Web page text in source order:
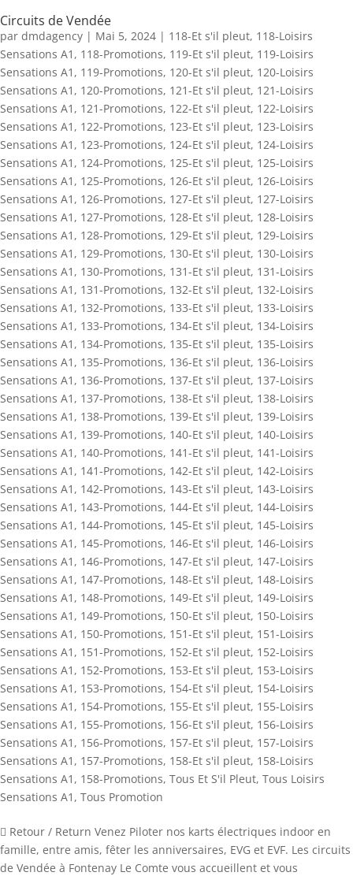
Circuits de Vendée
par dmdagency | Mai 5, 2024 | 118-Et s'il pleut, 118-Loisirs
Sensations A1 , 118-Promotions, 119-Et s'il pleut, 119-Loisirs
Sensations A1 , 119-Promotions, 120-Et s'il pleut, 120-Loisirs
Sensations A1 , 120-Promotions, 121-Et s'il pleut, 121-Loisirs
Sensations A1 , 121-Promotions, 122-Et s'il pleut, 122-Loisirs
Sensations A1 , 122-Promotions, 123-Et s'il pleut, 123-Loisirs
Sensations A1 , 123-Promotions, 124-Et s'il pleut, 124-Loisirs
Sensations A1 , 124-Promotions, 125-Et s'il pleut, 125-Loisirs
Sensations A1 , 125-Promotions, 126-Et s'il pleut, 126-Loisirs
Sensations A1 , 126-Promotions, 127-Et s'il pleut, 127-Loisirs
Sensations A1 , 127-Promotions, 128-Et s'il pleut, 128-Loisirs
Sensations A1 , 128-Promotions, 129-Et s'il pleut, 129-Loisirs
Sensations A1 , 129-Promotions, 130-Et s'il pleut, 130-Loisirs
Sensations A1 , 130-Promotions, 131-Et s'il pleut, 131-Loisirs
Sensations A1 , 131-Promotions, 132-Et s'il pleut, 132-Loisirs
Sensations A1 , 132-Promotions, 133-Et s'il pleut, 133-Loisirs
Sensations A1 , 133-Promotions, 134-Et s'il pleut, 134-Loisirs
Sensations A1 , 134-Promotions, 135-Et s'il pleut, 135-Loisirs
Sensations A1 , 135-Promotions, 136-Et s'il pleut, 136-Loisirs
Sensations A1 , 136-Promotions, 137-Et s'il pleut, 137-Loisirs
Sensations A1 , 137-Promotions, 138-Et s'il pleut, 138-Loisirs
Sensations A1 , 138-Promotions, 139-Et s'il pleut, 139-Loisirs
Sensations A1 , 139-Promotions, 140-Et s'il pleut, 140-Loisirs
Sensations A1 , 140-Promotions, 141-Et s'il pleut, 141-Loisirs
Sensations A1 , 141-Promotions, 142-Et s'il pleut, 142-Loisirs
Sensations A1 , 142-Promotions, 143-Et s'il pleut, 143-Loisirs
Sensations A1 , 143-Promotions, 144-Et s'il pleut, 144-Loisirs
Sensations A1 , 144-Promotions, 145-Et s'il pleut, 145-Loisirs
Sensations A1 , 145-Promotions, 146-Et s'il pleut, 146-Loisirs
Sensations A1 , 146-Promotions, 147-Et s'il pleut, 147-Loisirs
Sensations A1 , 147-Promotions, 148-Et s'il pleut, 148-Loisirs
Sensations A1 , 148-Promotions, 149-Et s'il pleut, 149-Loisirs
Sensations A1 , 149-Promotions, 150-Et s'il pleut, 150-Loisirs
Sensations A1 , 150-Promotions, 151-Et s'il pleut, 151-Loisirs
Sensations A1 , 151-Promotions, 152-Et s'il pleut, 152-Loisirs
Sensations A1 , 152-Promotions, 153-Et s'il pleut, 153-Loisirs
Sensations A1 , 153-Promotions, 154-Et s'il pleut, 154-Loisirs
Sensations A1 , 154-Promotions, 155-Et s'il pleut, 155-Loisirs
Sensations A1 , 155-Promotions, 156-Et s'il pleut, 156-Loisirs
Sensations A1 , 156-Promotions, 157-Et s'il pleut, 157-Loisirs
Sensations A1 , 157-Promotions, 158-Et s'il pleut, 158-Loisirs
Sensations A1 , 158-Promotions, Tous Et S'il Pleut, Tous Loisirs
Sensations A1 , Tous Promotion
 Retour / Return Venez Piloter nos karts électriques indoor en
famille, entre amis, fêter les anniversaires, EVG et EVF. Les circuits
de Vendée à Fontenay Le Comte vous accueillent et vous